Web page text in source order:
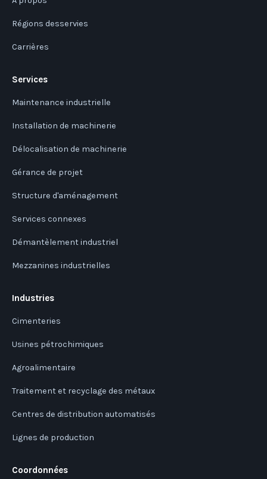
Régions desservies
Carrières
Services
Maintenance industrielle
Installation de machinerie
Délocalisation de machinerie
Gérance de projet
Structure d'aménagement
Services connexes
Démantèlement industriel
Mezzanines industrielles
Industries
Cimenteries
Usines pétrochimiques
Agroalimentaire
Traitement et recyclage des métaux
Centres de distribution automatisés
Lignes de production
Coordonnées